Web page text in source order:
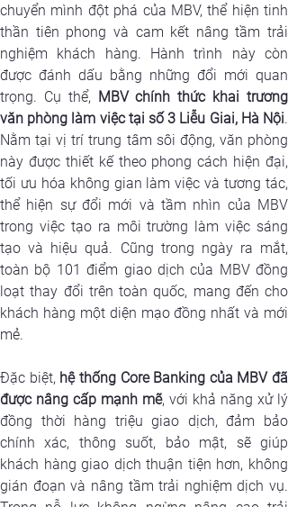
chuyển mình đột phá của MBV, thể hiện tinh
thần tiên phong và cam kết nâng tầm trải
nghiệm khách hàng. Hành trình này còn
được đánh dấu bằng những đổi mới quan
trọng. Cụ thể, MBV chính thức khai trương
văn phòng làm việc tại số 3 Liễu Giai, Hà Nội.
Nằm tại vị trí trung tâm sôi động, văn phòng
này được thiết kế theo phong cách hiện đại,
tối ưu hóa không gian làm việc và tương tác,
thể hiện sự đổi mới và tầm nhìn của MBV
trong việc tạo ra môi trường làm việc sáng
tạo và hiệu quả. Cũng trong ngày ra mắt,
toàn bộ 101 điểm giao dịch của MBV đồng
loạt thay đổi trên toàn quốc, mang đến cho
khách hàng một diện mạo đồng nhất và mới
mẻ.
Đặc biệt, hệ thống Core Banking của MBV đã
được nâng cấp mạnh mẽ, với khả năng xử lý
đồng thời hàng triệu giao dịch, đảm bảo
chính xác, thông suốt, bảo mật, sẽ giúp
khách hàng giao dịch thuận tiện hơn, không
gián đoạn và nâng tầm trải nghiệm dịch vụ.